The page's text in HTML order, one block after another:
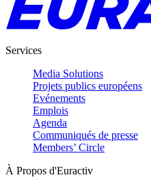
Services
Media Solutions
Projets publics européens
Evénements
Emplois
Agenda
Communiqués de presse
Members’ Circle
À Propos d'Euractiv